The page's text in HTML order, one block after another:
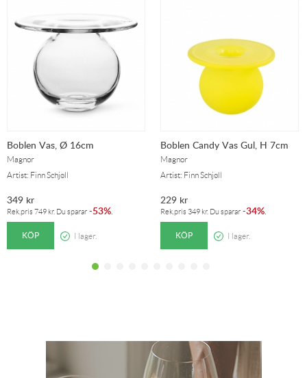
Boblen Vas, Ø 16cm
Magnor
Artist: Finn Schjøll
349 kr
Rek.pris 749 kr. Du sparar -53%
KÖP I lager.
Boblen Candy Vas Gul, H 7cm
Magnor
Artist: Finn Schjøll
229 kr
Rek.pris 349 kr. Du sparar -34%
KÖP I lager.